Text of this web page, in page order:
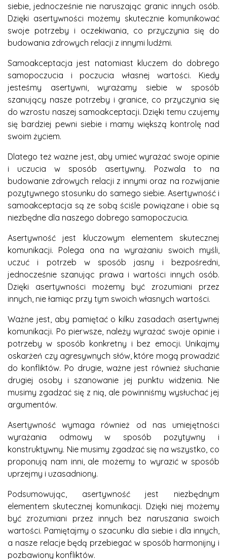
siebie, jednocześnie nie naruszając granic innych osób.
Dzięki asertywności możemy skutecznie komunikować
swoje potrzeby i oczekiwania, co przyczynia się do
budowania zdrowych relacji z innymi ludźmi.
Samoakceptacja jest natomiast kluczem do dobrego
samopoczucia i poczucia własnej wartości. Kiedy
jesteśmy asertywni, wyrażamy siebie w sposób
szanujący nasze potrzeby i granice, co przyczynia się
do wzrostu naszej samoakceptacji. Dzięki temu czujemy
się bardziej pewni siebie i mamy większą kontrolę nad
swoim życiem.
Dlatego też ważne jest, aby umieć wyrażać swoje opinie
i uczucia w sposób asertywny. Pozwala to na
budowanie zdrowych relacji z innymi oraz na rozwijanie
pozytywnego stosunku do samego siebie. Asertywność i
samoakceptacja są ze sobą ściśle powiązane i obie są
niezbędne dla naszego dobrego samopoczucia.
Asertywność jest kluczowym elementem skutecznej
komunikacji. Polega ona na wyrażaniu swoich myśli,
uczuć i potrzeb w sposób jasny i bezpośredni,
jednocześnie szanując prawa i wartości innych osób.
Dzięki asertywności możemy być zrozumiani przez
innych, nie łamiąc przy tym swoich własnych wartości.
Ważne jest, aby pamiętać o kilku zasadach asertywnej
komunikacji. Po pierwsze, należy wyrażać swoje opinie i
potrzeby w sposób konkretny i bez emocji. Unikajmy
oskarżeń czy agresywnych słów, które mogą prowadzić
do konfliktów. Po drugie, ważne jest również słuchanie
drugiej osoby i szanowanie jej punktu widzenia. Nie
musimy zgadzać się z nią, ale powinniśmy wysłuchać jej
argumentów.
Asertywność wymaga również od nas umiejętności
wyrażania odmowy w sposób pozytywny i
konstruktywny. Nie musimy zgadzać się na wszystko, co
proponują nam inni, ale możemy to wyrazić w sposób
uprzejmy i uzasadniony.
Podsumowując, asertywność jest niezbędnym
elementem skutecznej komunikacji. Dzięki niej możemy
być zrozumiani przez innych bez naruszania swoich
wartości. Pamiętajmy o szacunku dla siebie i dla innych,
a nasze relacje będą przebiegać w sposób harmonijny i
pozbawiony konfliktów.